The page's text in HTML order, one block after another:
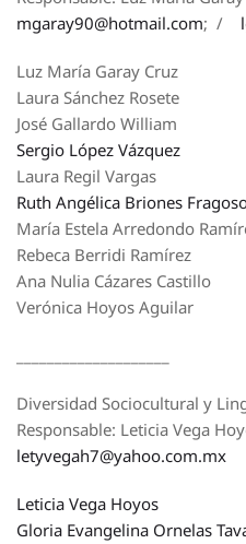
mgaray90@hotmail.com; /
Luz María Garay Cruz
Laura Sánchez Rosete
José Gallardo William
Sergio López Vázquez
Laura Regil Vargas
Ruth Angélica Briones
María Estela Arredondo
Rebeca Berridi Ramírez
Ana Nulia Cázares Castillo
Verónica Hoyos Aguilar
Diversidad Sociocultural y
Responsable: Leticia Vega
letyvegah7@yahoo.com.mx
Leticia Vega Hoyos
Gloria Evangelina Ornelas